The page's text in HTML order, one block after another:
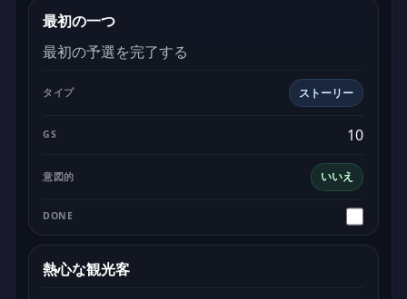
最初の一つ
最初の予選を完了する
ストーリー
いいえ
10
熱心な観光客